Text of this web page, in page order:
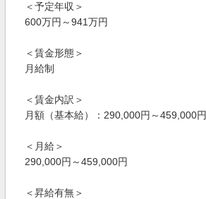
＜予定年収＞
600万円～941万円
＜賃金形態＞
月給制
＜賃金内訳＞
月額（基本給）：290,000円～459,000円
＜月給＞
290,000円～459,000円
＜昇給有無＞